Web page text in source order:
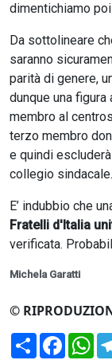
dimentichiamo
Da sottolineare
saranno
parità di genere,
dunque una
membro al
terzo membro
e quindi
collegio sindacale.
E’ indubbio che
Fratelli d'Italia
verificata.
Michela Garatti
©
Condividi